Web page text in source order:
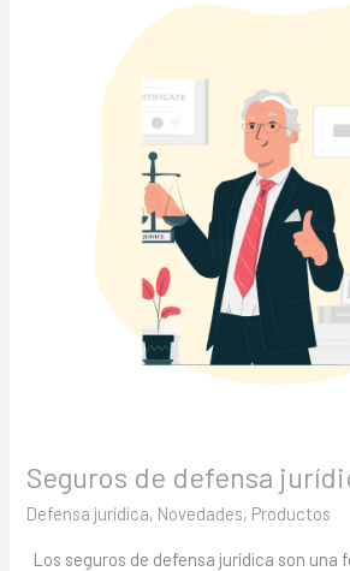
Seguros de defensa
Defensa jurídica, Novedades, Productos
Los seguros de defensa jurídica son una